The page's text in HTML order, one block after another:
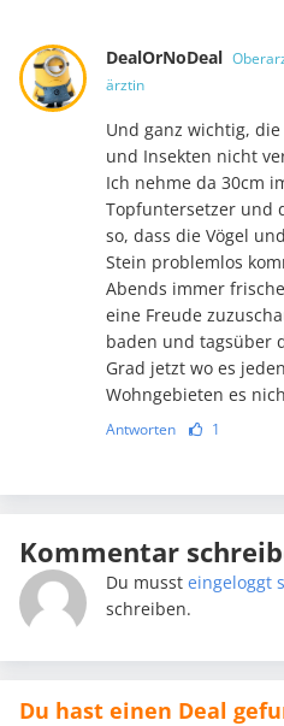
DealOrNoDeal
ärztin
Und ganz wichtig,
und Insekten nicht
Ich nehme da 30cm
Topfuntersetzer und
so, dass die Vögel
Stein problemlos
Abends immer
eine Freude
baden und tagsüber
Grad jetzt wo es
Wohngebieten es
Antworten 1
Kommentar
Du musst eingeloggt
schreiben.
Du hast einen Deal